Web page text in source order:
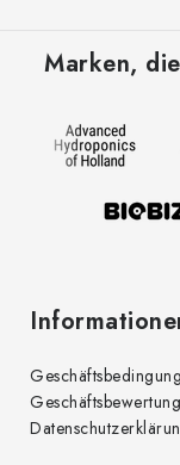
Marken,
Geschäftsbewertung